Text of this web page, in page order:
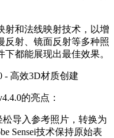
和法线映射技术，以增
反射、镜面反射等多种照
都能展现出最佳效果。
的亮点：
导入参考照片，转换为
Sensei技术保持原始表